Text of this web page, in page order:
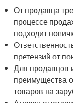
От продавца
процессе
подходит
претензий от
Для продавцов
преимущества
товаров на